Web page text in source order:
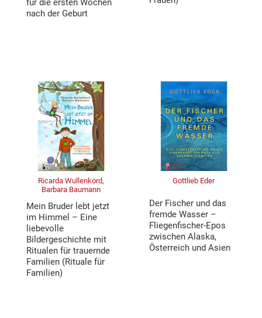
für die ersten Wochen
nach der Geburt
Ricarda Wullenkord,
Barbara Baumann
Mein Bruder lebt jetzt
im Himmel – Eine
liebevolle
Bildergeschichte mit
Ritualen für trauernde
Familien (Rituale für
Familien)
Gottlieb Eder
Der Fischer und das
fremde Wasser –
Fliegenfischer-Epos
zwischen Alaska,
Österreich und Asien